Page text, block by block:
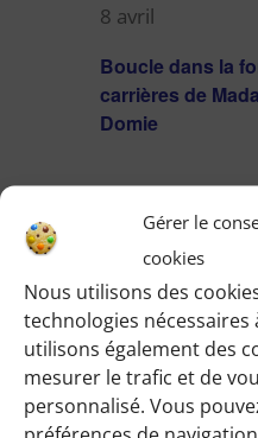
Gérer le
cookies
Nous utilisons des
technologies
utilisons également des
mesurer le trafic et de
personnalisé. Vous
Boucle dans la
carrières de
Domie
8 avril
12